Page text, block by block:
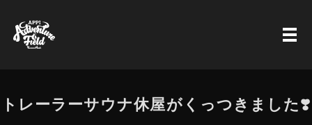
トレーラーサウナ休屋がくっつきました❣️